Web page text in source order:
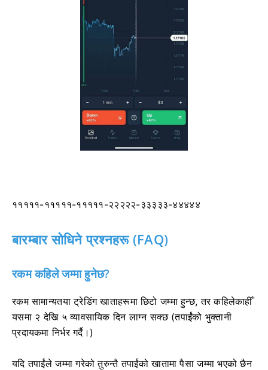
१११११-१११११-१११११-२२२२२-३३३३३-४४४४४
बारम्बार सोधिने प्रश्नहरू (FAQ)
रकम कहिले जम्मा हुनेछ?
रकम सामान्यतया ट्रेडिंग खाताहरूमा छिटो जम्मा हुन्छ, तर कहिलेकाहीँ
यसमा २ देखि ५ व्यावसायिक दिन लाग्न सक्छ (तपाईंको भुक्तानी
प्रदायकमा निर्भर गर्दै।)
यदि तपाईंले जम्मा गरेको तुरुन्तै तपाईंको खातामा पैसा जम्मा भएको छैन